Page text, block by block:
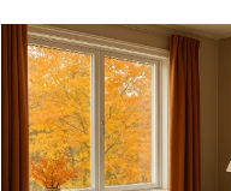
mens utleiere kan
på flere steder.
Airbnb